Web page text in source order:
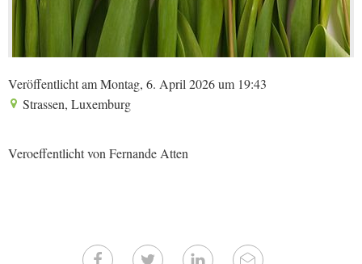
Veröffentlicht am Montag, 6. April 2026 um 19:43
Strassen, Luxemburg
Veroeffentlicht von Fernande Atten